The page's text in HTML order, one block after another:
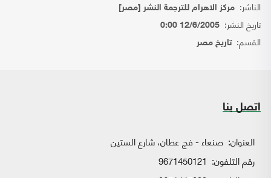
الناشر: مركز الاهرام للترجمة النشر [مصر]
تاريخ النشر: 12/6/2005 0:00
القسم:تاريخ مصر
اتصل بنا
العنوان: صنعاء - فج عطان، شارع الستين
رقم التلفون: 9671450121